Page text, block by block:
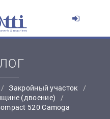
Закройный участок
(двоение)
520 Camoga